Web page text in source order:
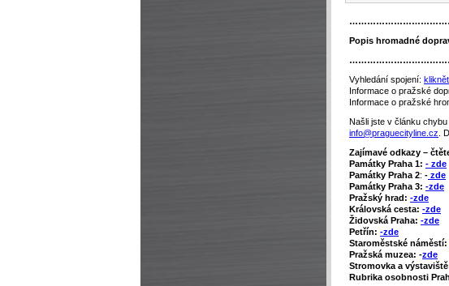
Popis hromadné
Vyhledání spojení:
Informace o pražské
Informace o pražské
Našli jste v článku
info@praguecityline.cz .
Zajímavé odkazy –
Památky Praha 1: - zde
Památky Praha 2: - zde
Památky Praha 3: -zde
Pražský hrad: -zde
Královská cesta: -zde
Židovská Praha: -zde
Petřín: -zde
Staroměstské náměstí:
Pražská muzea: -zde
Stromovka a
Rubrika osobnosti